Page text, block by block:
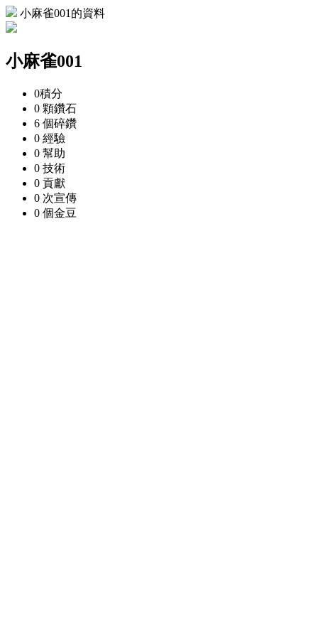
小麻雀001的資料
小麻雀001
0積分
0 顆鑽石
6 個碎鑽
0 經驗
0 幫助
0 技術
0 貢獻
0 次宣傳
0 個金豆